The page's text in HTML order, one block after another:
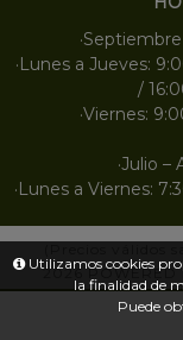
·Lunes a Jueves:
/
·Viernes:
·Julio –
·Lunes a Viernes:
2026POWERED
Utilizamos cookies
la finalidad de
Puede